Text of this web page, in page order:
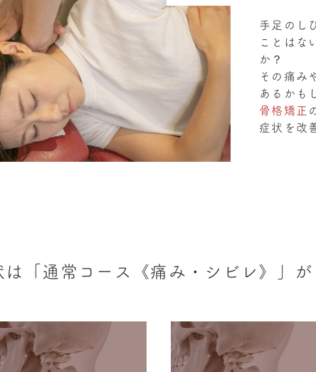
手足のし
ことはな
か？
その痛み
あるかも
骨格矯正
症状を改
「通常コース《痛み・シビレ》」が